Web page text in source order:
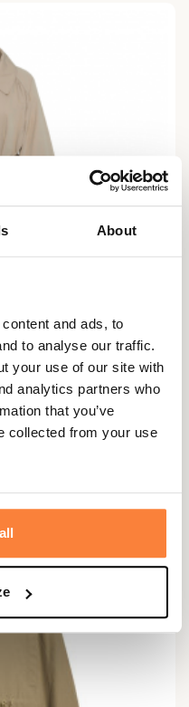
About
and ads, to
to analyse our traffic.
your use of our site with
analytics partners who
that you’ve
collected from your use